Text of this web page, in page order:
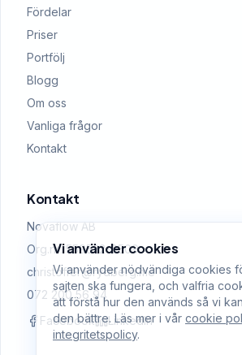
Fördelar
Priser
Portfölj
Blogg
Om oss
Vanliga frågor
Kontakt
Kontakt
Novaflow AB
Org.nr: 559522-0509
christoffer@rydberg.me
072 200 56 94
Facebook
LinkedIn
Vi använder cookies
Vi använder nödvändiga cookies
sajten ska fungera, och valfria
att förstå hur den används så vi
den bättre. Läs mer i vår cookie
integritetspolicy.